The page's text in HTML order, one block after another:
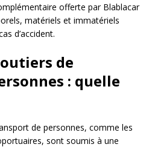
offerte par Blablacar
matériels et immatériels
d’accident.
de
: quelle
de personnes, comme les
sont soumis à une